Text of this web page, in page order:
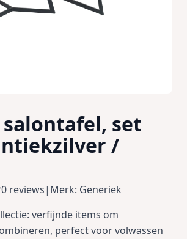
set
/
0 reviews| Merk: Generiek
verfijnde items om
perfect voor volwassen